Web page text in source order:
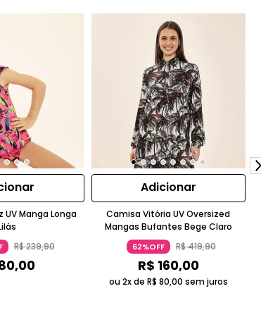
UV Manga Longa
R$239,90
,00
Adicionar
Camisa Vitória UV Oversized
Mangas Bufantes Bege Claro
62%OFF R$419,90
R$ 160,00
ou 2x de R$ 80,00 sem juros